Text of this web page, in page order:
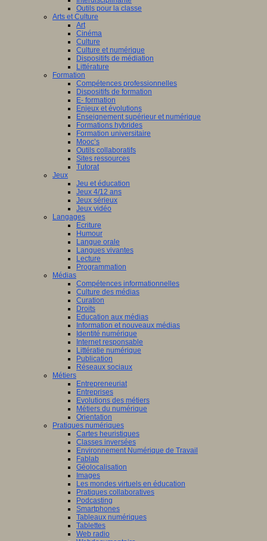
Outils pour la classe
Arts et Culture
Art
Cinéma
Culture
Culture et numérique
Dispositifs de médiation
Littérature
Formation
Compétences professionnelles
Dispositifs de formation
E- formation
Enjeux et évolutions
Enseignement supérieur et numérique
Formations hybrides
Formation universitaire
Mooc’s
Outils collaboratifs
Sites ressources
Tutorat
Jeux
Jeu et éducation
Jeux 4/12 ans
Jeux sérieux
Jeux vidéo
Langages
Ecriture
Humour
Langue orale
Langues vivantes
Lecture
Programmation
Médias
Compétences informationnelles
Culture des médias
Curation
Droits
Education aux médias
Information et nouveaux médias
Identité numérique
Internet responsable
Littératie numérique
Publication
Réseaux sociaux
Métiers
Entrepreneuriat
Entreprises
Evolutions des métiers
Métiers du numérique
Orientation
Pratiques numériques
Cartes heuristiques
Classes inversées
Environnement Numérique de Travail
Fablab
Géolocalisation
Images
Les mondes virtuels en éducation
Pratiques collaboratives
Podcasting
Smartphones
Tableaux numériques
Tablettes
Web radio